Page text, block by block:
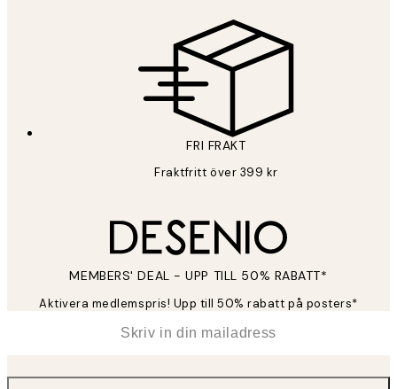
FRI FRAKT
Fraktfritt över 399 kr
MEMBERS' DEAL - UPP TILL 50% RABATT*
Aktivera medlemspris! Upp till 50% rabatt på posters*